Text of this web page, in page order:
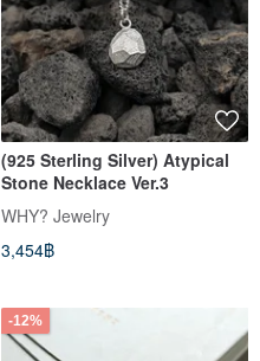
(925 Sterling Silver) Atypical
Stone Necklace Ver.3
WHY? Jewelry
3,454฿
-12%